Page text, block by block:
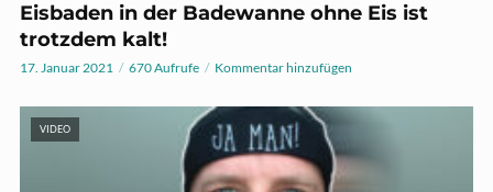
Eisbaden in der Badewanne ohne Eis ist
trotzdem kalt!
17. Januar 2021 670 Aufrufe Kommentar hinzufügen
VIDEO